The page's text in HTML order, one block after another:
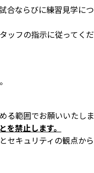
合ならびに練習見学に
フの指示に従ってくだ
範囲でお願いいたしま
禁止します。
セキュリティの観点か